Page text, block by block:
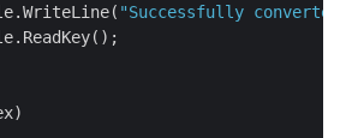
"Successfully